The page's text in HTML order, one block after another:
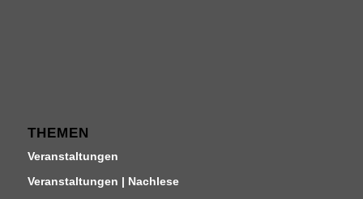
THEMEN
Veranstaltungen
Veranstaltungen | Nachlese